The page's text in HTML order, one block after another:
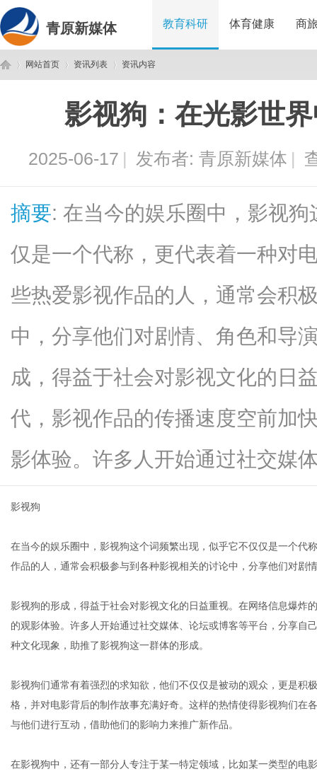
青原新媒体 教育科研 体育健康 商
网站首页 资讯列表
›
资讯内容
影视狗：在光影世
2025-06-17 | 发布者: 青原新媒体 |
摘要: 在当今的娱乐圈中，影视
仅是一个代称，更代表着一种对
些热爱影视作品的人，通常会积
中，分享他们对剧情、角色和导
成，得益于社会对影视文化的日
代，影视作品的传播速度空前加
影体验。许多人开始通过社交媒
影视狗
在当今的娱乐圈中，影视狗这个词频繁出现，似乎它不仅仅是一个代
作品的人，通常会积极参与到各种影视相关的讨论中，分享他们对剧
影视狗的形成，得益于社会对影视文化的日益重视。在网络信息爆炸
的观影体验。许多人开始通过社交媒体、论坛或博客等平台，分享自
种文化现象，助推了影视狗这一群体的形成。
影视狗们通常有着强烈的求知欲，他们不仅仅是被动的观众，更是积
格，并对电影背后的制作故事充满好奇。这样的热情使得影视狗们在
与他们进行互动，借助他们的影响力来推广新作品。
在影视狗中，还有一部分人专注于某一特定领域，比如某一类型的电